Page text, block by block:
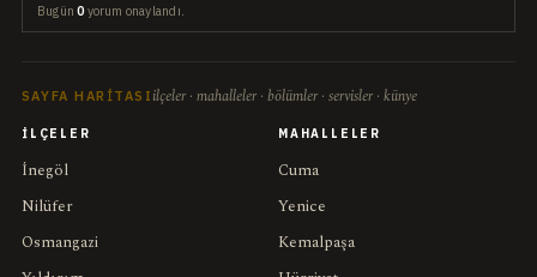
Bugün0 yorum onaylandı.
SAYFA HARITASI ilçeler · mahalleler · bölümler · servisler · künye
İLÇELER
İnegöl
Nilüfer
Osmangazi
MAHALLELER
Cuma
Yenice
Kemalpaşa